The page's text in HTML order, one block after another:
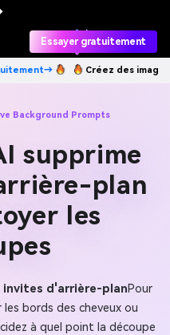
Essayer gratuitement
IA à l’infini. 100 % gratuit!
Background Prompts
supprime
plan
les
invites d'arrière-planPour
bords des cheveux ou
à quel point la découpe